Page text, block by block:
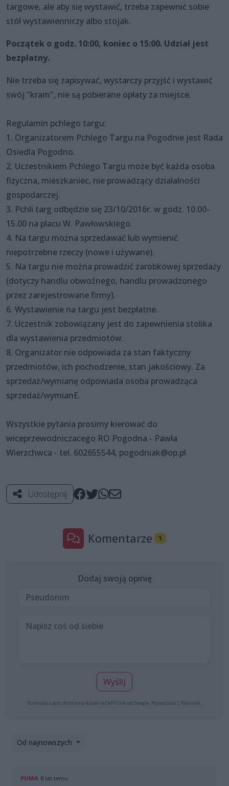
targowe, ale aby się wystawić, trzeba zapewnić sobie
stół wystawienniczy albo stojak.
Początek o godz. 10:00, koniec o 15:00. Udział jest
bezpłatny.
Nie trzeba się zapisywać, wystarczy przyjść i wystawić
swój "kram", nie są pobierane opłaty za miejsce.
Regulamin pchlego targu:
1. Organizatorem Pchlego Targu na Pogodnie jest Rada
Osiedla Pogodno.
2. Uczestnikiem Pchlego Targu może być każda osoba
fizyczna, mieszkaniec, nie prowadzący działalności
gospodarczej.
3. Pchli targ odbędzie się 23/10/2016r. w godz. 10.00-
15.00 na placu W. Pawłowskiego.
4. Na targu można sprzedawać lub wymienić
niepotrzebne rzeczy (nowe i używane).
5. Na targu nie można prowadzić zarobkowej sprzedaży
(dotyczy handlu obwoźnego, handlu prowadzonego
przez zarejestrowane firmy).
6. Wystawienie na targu jest bezpłatne.
7. Uczestnik zobowiązany jest do zapewnienia stolika
dla wystawienia przedmiotów.
8. Organizator nie odpowiada za stan faktyczny
przedmiotów, ich pochodzenie, stan jakościowy. Za
sprzedaż/wymianę odpowiada osoba prowadząca
sprzedaż/wymianE.
Wszystkie pytania prosimy kierować do
wiceprzewodniczacego RO Pogodna - Pawła
Wierzchwca - tel. 602655544, pogodniak@op.pl
Udostępnij
Komentarze 1
Dodaj swoją opinię
Wyślij
Formularz jest chroniony dzięki reCAPTCHA od Google: Prywatność | Warunki
Od najnowszych
PUMA 8 lat temu